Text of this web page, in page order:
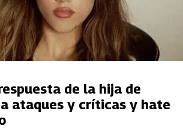
de la hija de
ataques y críticas y hate